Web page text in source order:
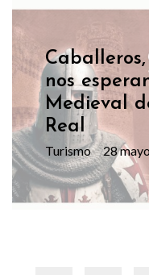
nos
Medieval
Real
Turismo 28